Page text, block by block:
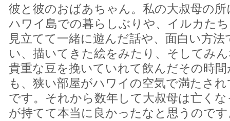
彼と彼のおばあちゃん。私の大叔母の
ハワイ島での暮らしぶりや、イルカた
見立てて一緒に遊んだ話や、面白い方
い、描いてきた絵をみたり、そしてみ
貴重な豆を挽いていれて飲んだその時
も、狭い部屋がハワイの空気で満たさ
です。それから数年して大叔母は亡く
が持てて本当に良かったなと思うので